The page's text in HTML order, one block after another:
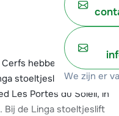
We zijn er
hebben een ideale
stoeltjeslift. Via deze
Les Portes du Soleil, in
Bij de Linga stoeltjeslift